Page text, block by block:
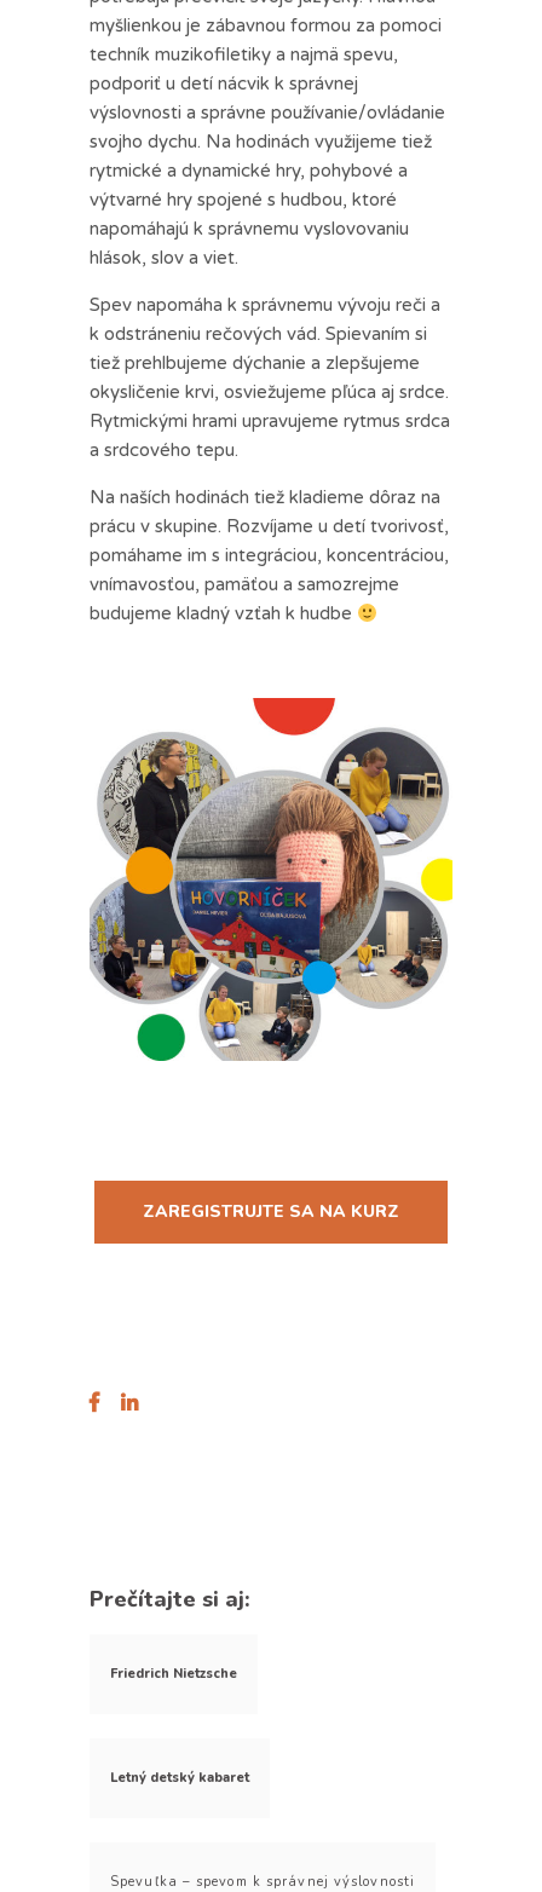
myšlienkou je zábavnou formou za pomoci
techník muzikofiletiky a najmä spevu,
podporiť u detí nácvik k správnej
výslovnosti a správne používanie/ovládanie
svojho dychu. Na hodinách využijeme tiež
rytmické a dynamické hry, pohybové a
výtvarné hry spojené s hudbou, ktoré
napomáhajú k správnemu vyslovovaniu
hlások, slov a viet.
Spev napomáha k správnemu vývoju reči a
k odstráneniu rečových vád. Spievaním si
tiež prehlbujeme dýchanie a zlepšujeme
okysličenie krvi, osviežujeme pľúca aj srdce.
Rytmickými hrami upravujeme rytmus srdca
a srdcového tepu.
Na naších hodinách tiež kladieme dôraz na
prácu v skupine. Rozvíjame u detí tvorivosť,
pomáhame im s integráciou, koncentráciou,
vnímavosťou, pamäťou a samozrejme
budujeme kladný vzťah k hudbe
ZAREGISTRUJTE SA NA KURZ
Prečítajte si aj:
Friedrich Nietzsche
Letný detský kabaret
Spevuľka – spevom k správnej výslovnosti